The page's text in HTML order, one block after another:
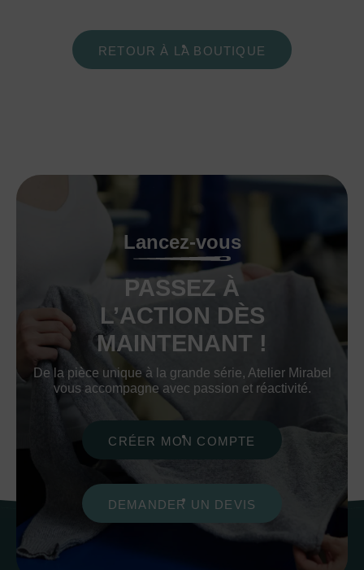
RETOUR À LA BOUTIQUE
Lancez-vous
PASSEZ À
L’ACTION DÈS
MAINTENANT !
De la pièce unique à la grande série, Atelier Mirabel
vous accompagne avec passion et réactivité.
CRÉER MON COMPTE
DEMANDER UN DEVIS